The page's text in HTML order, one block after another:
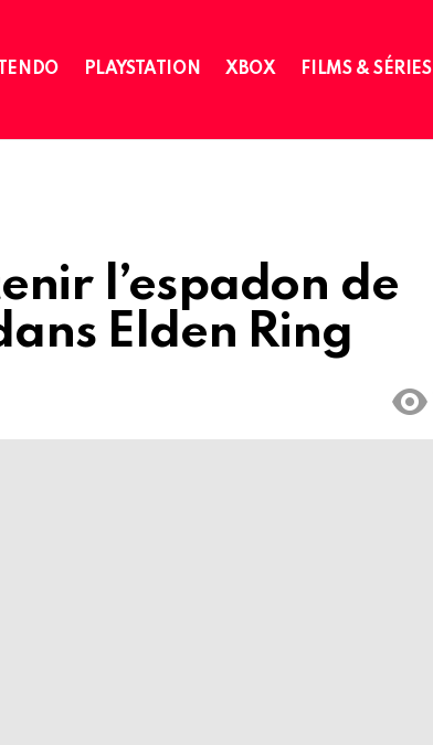
PLAYSTATION XBOX FILMS & SÉRIES
l’espadon de
Elden Ring